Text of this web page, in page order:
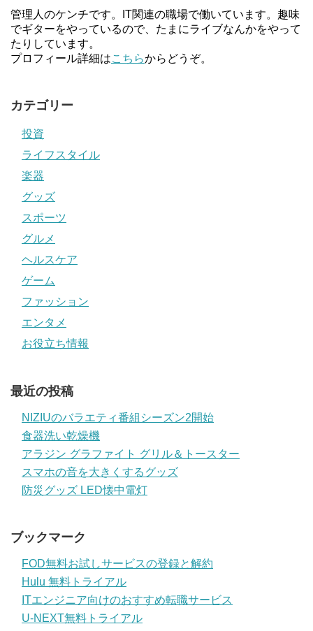
管理人のケンチです。IT関連の職場で働いています。趣味
でギターをやっているので、たまにライブなんかをやって
たりしています。
プロフィール詳細はこちらからどうぞ。
カテゴリー
投資
ライフスタイル
楽器
グッズ
スポーツ
グルメ
ヘルスケア
ゲーム
ファッション
エンタメ
お役立ち情報
最近の投稿
NIZIUのバラエティ番組シーズン2開始
食器洗い乾燥機
アラジン グラファイト グリル＆トースター
スマホの音を大きくするグッズ
防災グッズ LED懐中電灯
ブックマーク
FOD無料お試しサービスの登録と解約
Hulu 無料トライアル
ITエンジニア向けのおすすめ転職サービス
U-NEXT無料トライアル